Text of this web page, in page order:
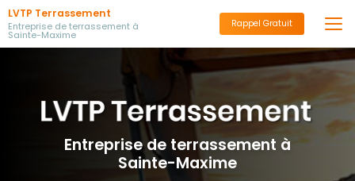
Aller
au
contenu
principal
LVTP Terrassement
Entreprise de terrassement à
Sainte-Maxime
Rappel Gratuit
Entreprise de terrassement à
Sainte-Maxime